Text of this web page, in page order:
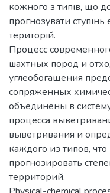
кожного з типів, що
прогнозувати ступінь
територій.
Процесс
шахтных пород и
углеобогащения
сопряженных
объединены в
процесса
выветривания и
каждого из типов, что
прогнозировать
территорий.